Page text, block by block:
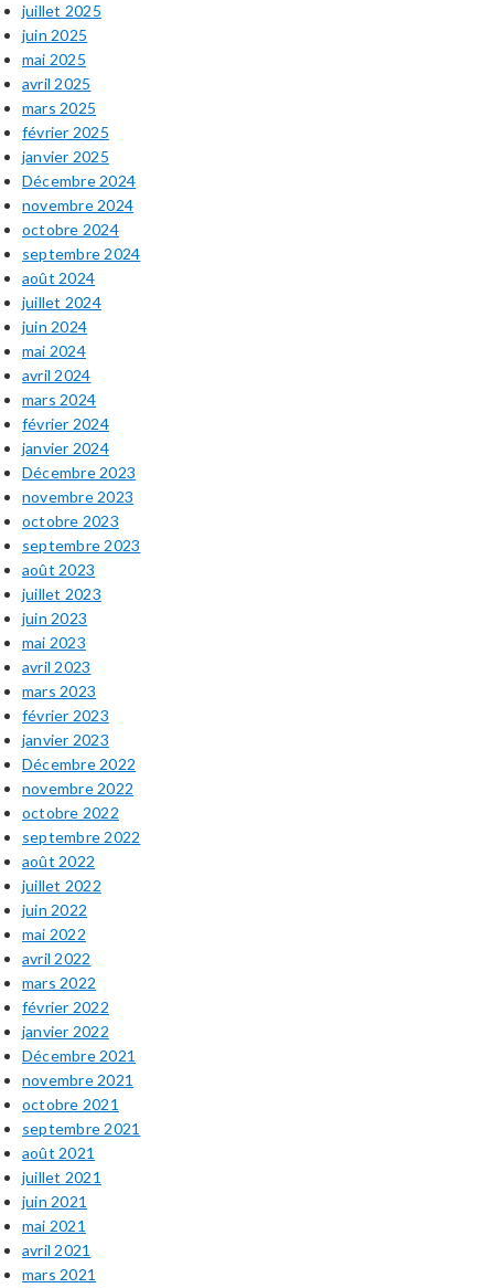
juillet 2025
juin 2025
mai 2025
avril 2025
mars 2025
février 2025
janvier 2025
Décembre 2024
novembre 2024
octobre 2024
septembre 2024
août 2024
juillet 2024
juin 2024
mai 2024
avril 2024
mars 2024
février 2024
janvier 2024
Décembre 2023
novembre 2023
octobre 2023
septembre 2023
août 2023
juillet 2023
juin 2023
mai 2023
avril 2023
mars 2023
février 2023
janvier 2023
Décembre 2022
novembre 2022
octobre 2022
septembre 2022
août 2022
juillet 2022
juin 2022
mai 2022
avril 2022
mars 2022
février 2022
janvier 2022
Décembre 2021
novembre 2021
octobre 2021
septembre 2021
août 2021
juillet 2021
juin 2021
mai 2021
avril 2021
mars 2021